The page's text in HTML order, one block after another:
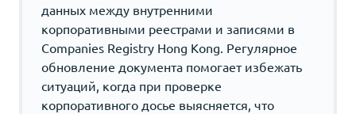
данных между внутренними
корпоративными реестрами и записями в
Companies Registry Hong Kong. Регулярное
обновление документа помогает избежать
ситуаций, когда при проверке
корпоративного досье выясняется, что